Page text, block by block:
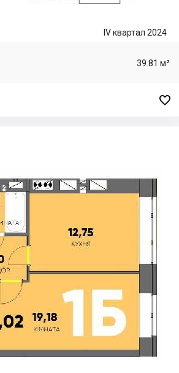
IV квартал 2024
39.81 м²
